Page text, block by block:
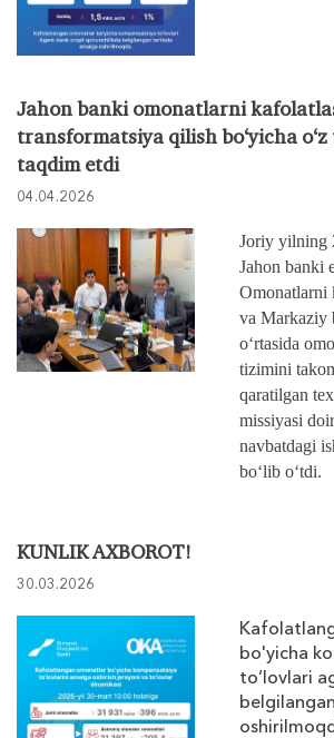
Jahon banki omonatlarni
transformatsiya qilish bo‘yicha
taqdim etdi
04.04.2026
Joriy yilning
Jahon banki
Omonatlarni
va Markaziy
o‘rtasida
tizimini
qaratilgan
missiyasi
navbatdagi
bo‘lib o‘tdi.
KUNLIK AXBOROT!
30.03.2026
bo'yicha
to‘lovlari